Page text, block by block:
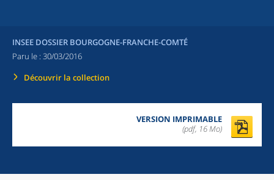
INSEE DOSSIER BOURGOGNE-FRANCHE-COMTÉ
Paru le : 30/03/2016
Découvrir la collection
VERSION IMPRIMABLE
(pdf, 16 Mo)